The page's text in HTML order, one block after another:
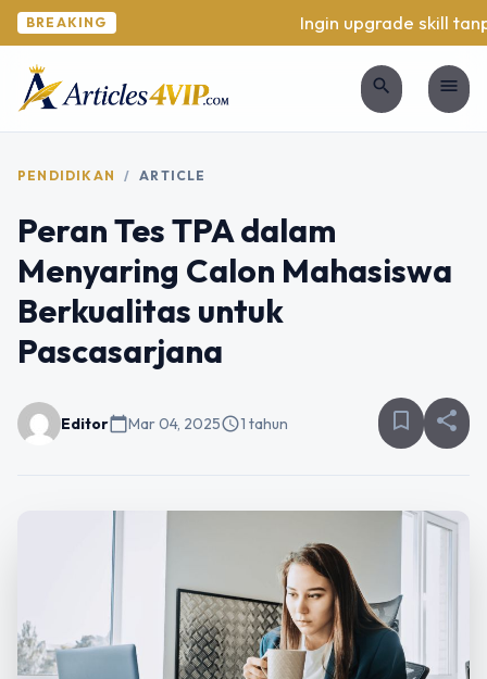
BREAKING Ingin upgrade skill
search menu
PENDIDIKAN / ARTICLE
Peran Tes TPA dalam
Menyaring Calon Mahasiswa
Berkualitas untuk
Pascasarjana
Editorcalendar_todayMar 04, 2025schedule1 tahun bookmark_border share